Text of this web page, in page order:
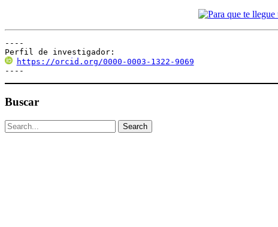
----
Perfil de investigador:
https://orcid.org/0000-0003-1322-9069
----
Buscar